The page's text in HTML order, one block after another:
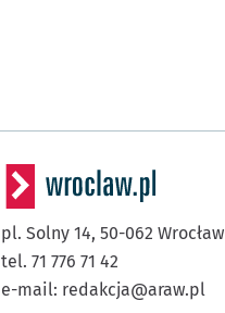
pl. Solny 14, 50-062 Wrocław
tel. 71 776 71 42
e-mail: redakcja@araw.pl